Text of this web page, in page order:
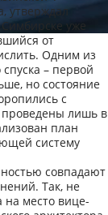
утверждал
уже
от
Одним из
– первой
но состояние
с
проведены лишь в
план
систему
совпадают
Так, не
на место вице-